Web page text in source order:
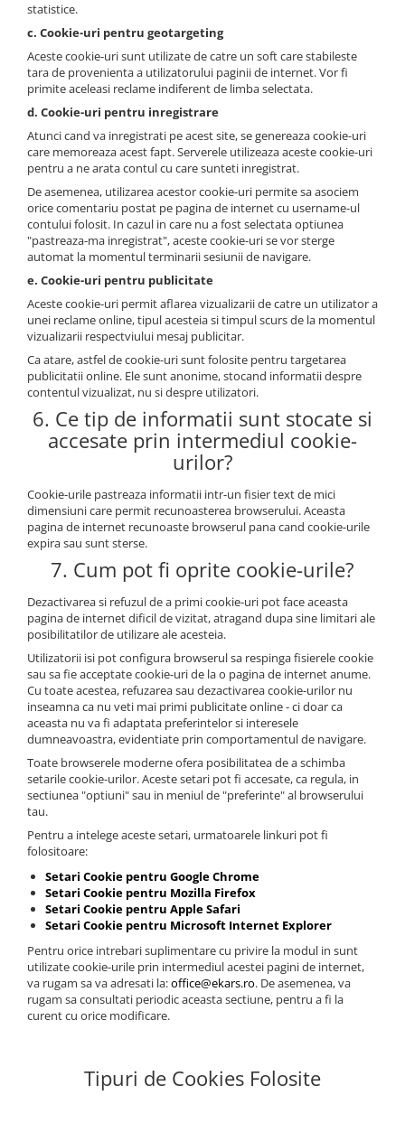
statistice.
c. Cookie-uri pentru geotargeting
Aceste cookie-uri sunt utilizate de catre un soft care stabileste
tara de provenienta a utilizatorului paginii de internet. Vor fi
primite aceleasi reclame indiferent de limba selectata.
d. Cookie-uri pentru inregistrare
Atunci cand va inregistrati pe acest site, se genereaza cookie-uri
care memoreaza acest fapt. Serverele utilizeaza aceste cookie-uri
pentru a ne arata contul cu care sunteti inregistrat.
De asemenea, utilizarea acestor cookie-uri permite sa asociem
orice comentariu postat pe pagina de internet cu username-ul
contului folosit. In cazul in care nu a fost selectata optiunea
"pastreaza-ma inregistrat", aceste cookie-uri se vor sterge
automat la momentul terminarii sesiunii de navigare.
e. Cookie-uri pentru publicitate
Aceste cookie-uri permit aflarea vizualizarii de catre un utilizator a
unei reclame online, tipul acesteia si timpul scurs de la momentul
vizualizarii respectviului mesaj publicitar.
Ca atare, astfel de cookie-uri sunt folosite pentru targetarea
publicitatii online. Ele sunt anonime, stocand informatii despre
contentul vizualizat, nu si despre utilizatori.
6. Ce tip de informatii sunt stocate si
accesate prin intermediul cookie-
urilor?
Cookie-urile pastreaza informatii intr-un fisier text de mici
dimensiuni care permit recunoasterea browserului. Aceasta
pagina de internet recunoaste browserul pana cand cookie-urile
expira sau sunt sterse.
7. Cum pot fi oprite cookie-urile?
Dezactivarea si refuzul de a primi cookie-uri pot face aceasta
pagina de internet dificil de vizitat, atragand dupa sine limitari ale
posibilitatilor de utilizare ale acesteia.
Utilizatorii isi pot configura browserul sa respinga fisierele cookie
sau sa fie acceptate cookie-uri de la o pagina de internet anume.
Cu toate acestea, refuzarea sau dezactivarea cookie-urilor nu
inseamna ca nu veti mai primi publicitate online - ci doar ca
aceasta nu va fi adaptata preferintelor si interesele
dumneavoastra, evidentiate prin comportamentul de navigare.
Toate browserele moderne ofera posibilitatea de a schimba
setarile cookie-urilor. Aceste setari pot fi accesate, ca regula, in
sectiunea "optiuni" sau in meniul de "preferinte" al browserului
tau.
Pentru a intelege aceste setari, urmatoarele linkuri pot fi
folositoare:
Setari Cookie pentru Google Chrome
Setari Cookie pentru Mozilla Firefox
Setari Cookie pentru Apple Safari
Setari Cookie pentru Microsoft Internet Explorer
Pentru orice intrebari suplimentare cu privire la modul in sunt
utilizate cookie-urile prin intermediul acestei pagini de internet,
va rugam sa va adresati la:office@ekars.ro. De asemenea, va
rugam sa consultati periodic aceasta sectiune, pentru a fi la
curent cu orice modificare.
Tipuri de Cookies Folosite